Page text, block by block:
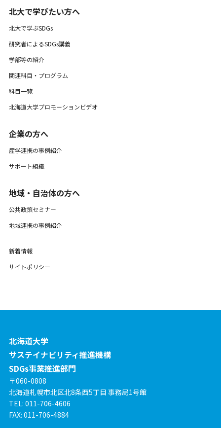
北大で学びたい方へ
北大で学ぶSDGs
研究者によるSDGs講義
学部等の紹介
関連科目・プログラム
科目一覧
北海道大学プロモーションビデオ
企業の方へ
産学連携の事例紹介
サポート組織
地域・自治体の方へ
公共政策セミナー
地域連携の事例紹介
新着情報
サイトポリシー
北海道大学
サステイナビリティ推進機構
SDGs事業推進部門
〒060-0808
北海道札幌市北区北8条西5丁目 事務局1号館
TEL: 011-706-4606
FAX: 011-706-4884